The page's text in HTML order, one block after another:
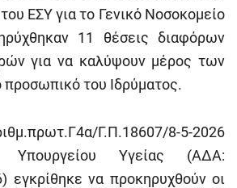
ΕΣΥ για το Γενικό Νοσοκομείο
11 θέσεις διαφόρων
για να καλύψουν μέρος των
προσωπικό του Ιδρύματος.
Γ.Π.18607/8-5-2026
Υγείας (ΑΔΑ:
εγκρίθηκε να προκηρυχθούν οι